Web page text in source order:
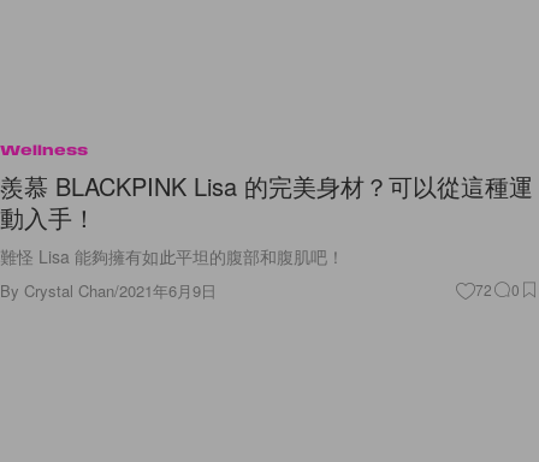
Wellness
羨慕 BLACKPINK Lisa 的完美身材？可以從這種運
動入手！
難怪 Lisa 能夠擁有如此平坦的腹部和腹肌吧！
By Crystal Chan/2021年6月9日 72 0